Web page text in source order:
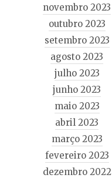
novembro 2023
outubro 2023
setembro 2023
agosto 2023
julho 2023
junho 2023
maio 2023
abril 2023
março 2023
fevereiro 2023
dezembro 2022